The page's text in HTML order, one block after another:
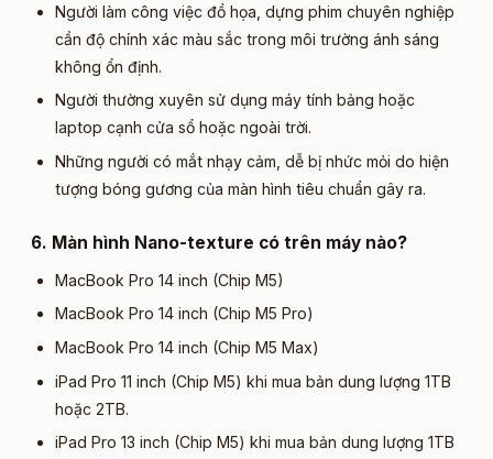
Người làm công việc đồ họa, dựng phim chuyên nghiệp
cần độ chính xác màu sắc trong môi trường ánh sáng
không ổn định.
Người thường xuyên sử dụng máy tính bảng hoặc
laptop cạnh cửa sổ hoặc ngoài trời.
Những người có mắt nhạy cảm, dễ bị nhức mỏi do hiện
tượng bóng gương của màn hình tiêu chuẩn gây ra.
6. Màn hình Nano-texture có trên máy nào?​
MacBook Pro 14 inch (Chip M5)
MacBook Pro 14 inch (Chip M5 Pro)
MacBook Pro 14 inch (Chip M5 Max)
iPad Pro 11 inch (Chip M5) khi mua bản dung lượng 1TB
hoặc 2TB.
iPad Pro 13 inch (Chip M5) khi mua bản dung lượng 1TB